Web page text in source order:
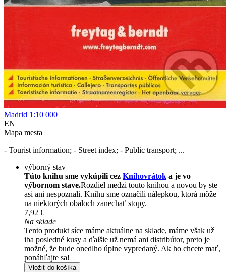
Madrid 1:10 000
EN
Mapa mesta
- Tourist information; - Street index; - Public transport; ...
výborný stav
Túto knihu sme vykúpili cez Knihovrátok a je vo
výbornom stave.Rozdiel medzi touto knihou a novou by ste
asi ani nespoznali. Knihu sme označili nálepkou, ktorá môže
na niektorých obaloch zanechať stopy.
7,92 €
Na sklade
Tento produkt síce máme aktuálne na sklade, máme však už
iba posledné kusy a ďalšie už nemá ani distribútor, preto je
možné, že bude onedlho úplne vypredaný. Ak ho chcete mať,
ponáhľajte sa!
Vložiť do košíka